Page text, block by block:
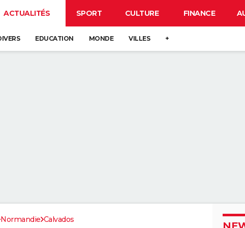
ACTUALITÉS SPORT CULTURE FINANCE
EDUCATION MONDE VILLES +
Normandie Calvados